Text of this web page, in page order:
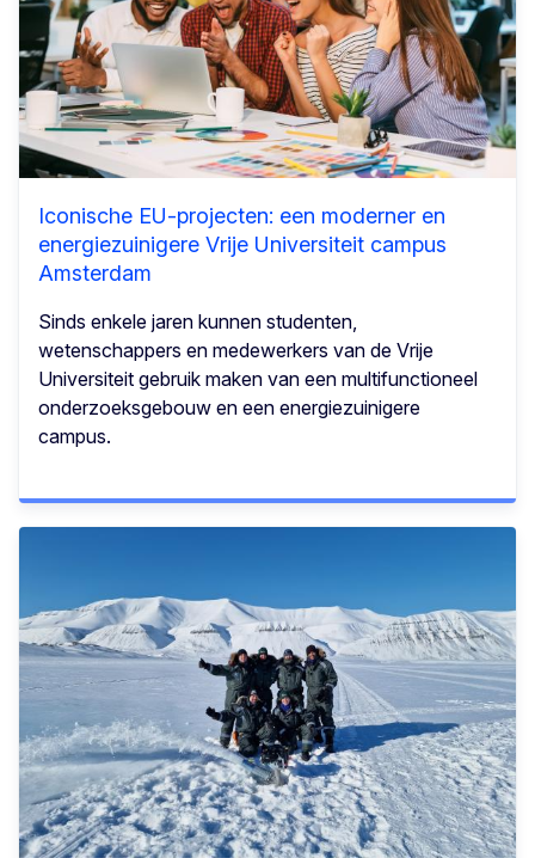
Iconische EU-projecten: een moderner en
energiezuinigere Vrije Universiteit campus
Amsterdam
Sinds enkele jaren kunnen studenten,
wetenschappers en medewerkers van de Vrije
Universiteit gebruik maken van een multifunctioneel
onderzoeksgebouw en een energiezuinigere
campus.